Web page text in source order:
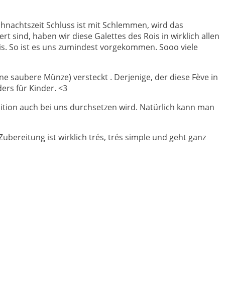
Schluss ist mit Schlemmen, wird das
sind, haben wir diese Galettes des Rois in wirklich allen
So ist es uns zumindest vorgekommen. Sooo viele
saubere Münze) versteckt . Derjenige, der diese Fève in
für Kinder. <3
auch bei uns durchsetzen wird. Natürlich kann man
ist wirklich trés, trés simple und geht ganz